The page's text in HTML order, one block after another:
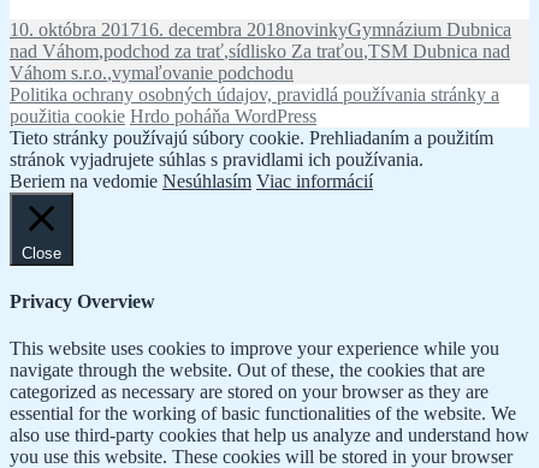
Publikované
10. októbra 201716. decembra 2018Kategórie
novinkyZnačky
Gymnázium Dubnica
nad Váhom,podchod za trať,sídlisko Za traťou,TSM Dubnica nad
Váhom s.r.o.,vymaľovanie podchodu
Politika ochrany osobných údajov, pravidlá používania stránky a
použitia cookie Hrdo poháňa WordPress
Tieto stránky používajú súbory cookie. Prehliadaním a použitím
stránok vyjadrujete súhlas s pravidlami ich používania.
Beriem na vedomie Nesúhlasím Viac informácií
Close
Privacy Overview
This website uses cookies to improve your experience while you
navigate through the website. Out of these, the cookies that are
categorized as necessary are stored on your browser as they are
essential for the working of basic functionalities of the website. We
also use third-party cookies that help us analyze and understand how
you use this website. These cookies will be stored in your browser